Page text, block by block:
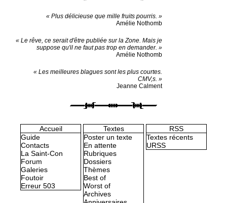
« Plus délicieuse que mille fruits pourris. »
Amélie Nothomb
« Le rêve, ce serait d'être publiée sur la Zone. Mais je
suppose qu'il ne faut pas trop en demander. »
Amélie Nothomb
« Les meilleures blagues sont les plus courtes.
CMV,s. »
Jeanne Calment
Accueil
Guide
Contacts
La Saint-Con
Forum
Galeries
Foutoir
Erreur 503
Textes
Poster un texte
En attente
Rubriques
Dossiers
Thèmes
Best of
Worst of
Archives
RSS
Textes récents
URSS